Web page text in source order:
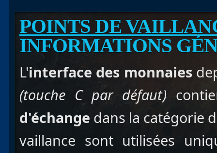
POINTS DE
INFORMATIONS
L'interface des monnaies
(touche C par défaut)
d'échange dans la catégorie
vaillance sont utilisées